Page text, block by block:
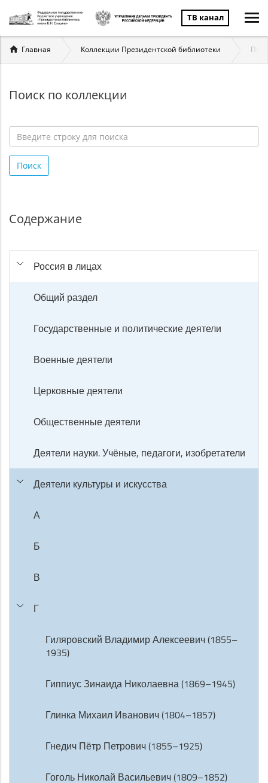
ТВ канал
Вы
здесь
Главная Коллекции Президентской библиотеки
Поиск по коллекции
строку
для
Поиск
Содержание
Россия в лицах
Общий раздел
Государственные и политические деятели
Военные деятели
Церковные деятели
Общественные деятели
Деятели науки. Учёные, педагоги, изобретатели
Деятели культуры и искусства
А
Б
В
Г
Гиляровский Владимир Алексеевич (1855–
1935)
Гиппиус Зинаида Николаевна (1869–1945)
Глинка Михаил Иванович (1804–1857)
Гнедич Пётр Петрович (1855–1925)
Гоголь Николай Васильевич (1809–1852)